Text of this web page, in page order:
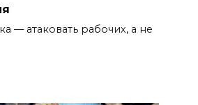
— атаковать рабочих, а не